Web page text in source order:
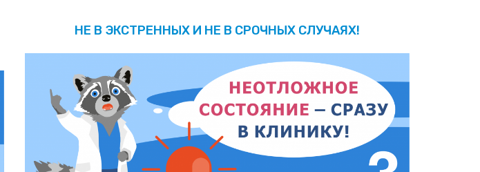
НЕ В ЭКСТРЕННЫХ И НЕ В СРОЧНЫХ СЛУЧАЯХ!